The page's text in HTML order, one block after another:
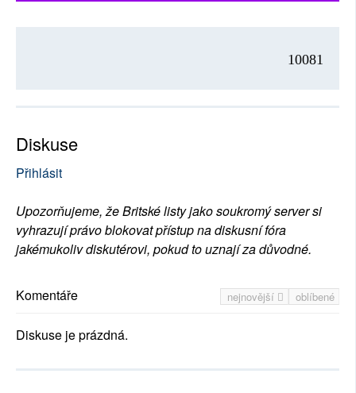
10081
Diskuse
Přihlásit
Upozorňujeme, že Britské listy jako soukromý server si
vyhrazují právo blokovat přístup na diskusní fóra
jakémukoliv diskutérovi, pokud to uznají za důvodné.
nejnovější oblíbené
Komentáře
Diskuse je prázdná.